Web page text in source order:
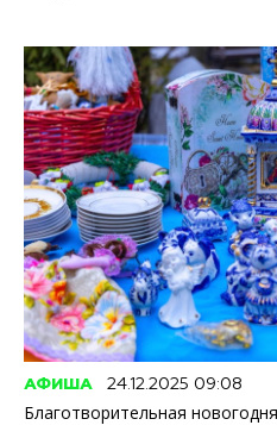
АФИША 24.12.2025 09:08
Благотворительная